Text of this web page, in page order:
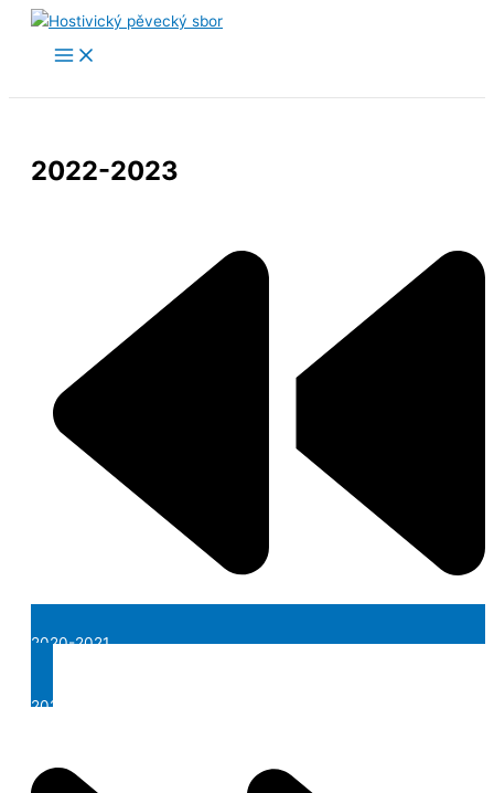
Přeskočit
2022-2023
2020-2021
2024-2025